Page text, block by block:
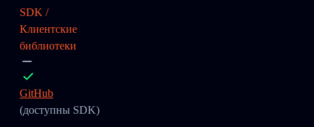
SDK /
Клиентские
библиотеки
GitHub
(доступны SDK)